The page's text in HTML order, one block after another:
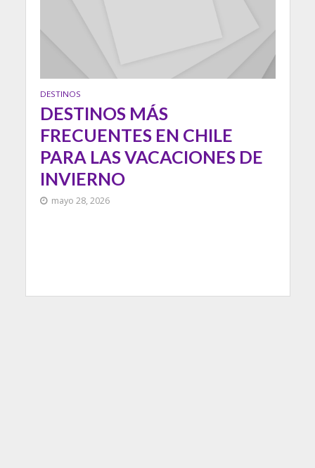
DESTINOS
DESTINOS MÁS
FRECUENTES EN CHILE
PARA LAS VACACIONES DE
INVIERNO
mayo 28, 2026